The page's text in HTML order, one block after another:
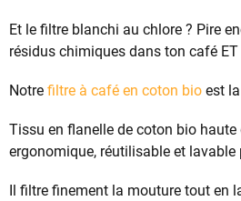
Et le filtre blanchi au chlore ? Pire
résidus chimiques dans ton café
Notre filtre à café en coton bio est
Tissu en flanelle de coton bio
ergonomique, réutilisable et
Il filtre finement la mouture tout en